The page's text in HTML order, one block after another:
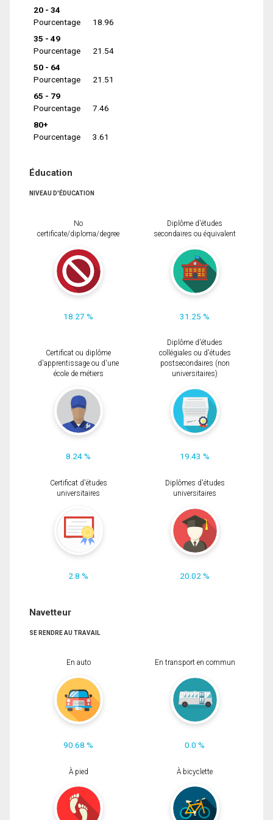
20 - 34
Pourcentage
18.96
35 - 49
Pourcentage
21.54
50 - 64
Pourcentage
21.51
65 - 79
Pourcentage
7.46
80+
Pourcentage
3.61
Éducation
NIVEAU D'ÉDUCATION
No
certificate/diploma/degree
18.27 %
Diplôme d'études
secondaires ou équivalent
31.25 %
Certificat ou diplôme
d'apprentissage ou d'une
école de métiers
8.24 %
Diplôme d'études
collégiales ou d'études
postsecondaires (non
universitaires)
19.43 %
Certificat d'études
universitaires
2.8 %
Diplômes d'études
universitaires
20.02 %
Navetteur
SE RENDRE AU TRAVAIL
En auto
90.68 %
En transport en commun
0.0 %
À pied À bicyclette